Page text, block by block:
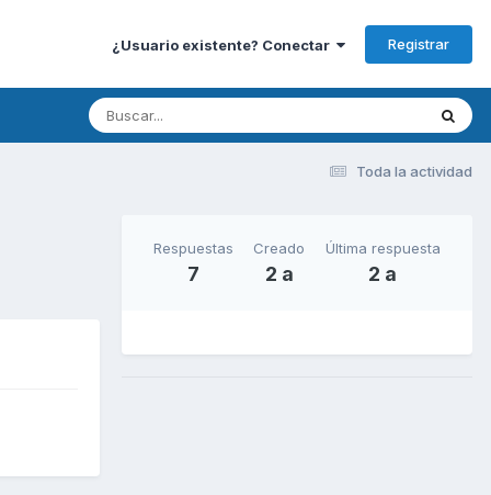
¿Usuario existente? Conectar Registrar
Toda la actividad
Respuestas
7
Creado
2 a
Última respuesta
2 a